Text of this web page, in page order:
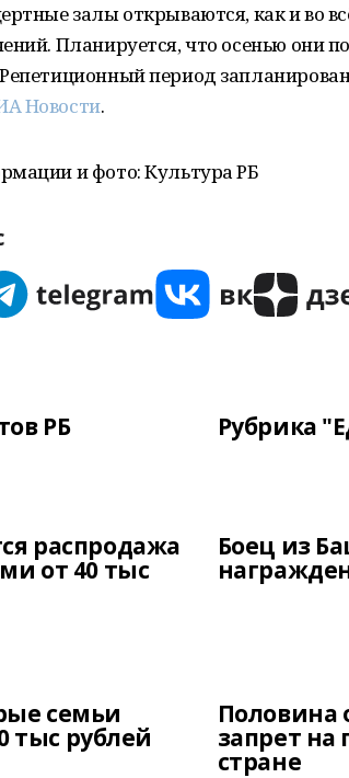
залы открываются, как и во
Планируется, что осенью они
период
Новости.
и фото: Культура РБ
РБ Рубрика
распродажа
от 40 тыс
Боец из
семьи
тыс рублей
Половина
запрет на
стране